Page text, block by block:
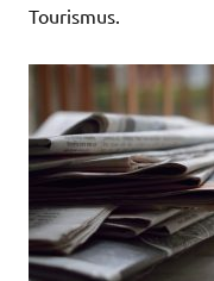
Tourismus.